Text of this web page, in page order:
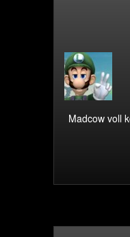
Madcow voll